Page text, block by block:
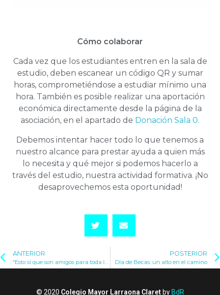
Cómo colaborar
Cada vez que los estudiantes entren en la sala de
estudio, deben escanear un código QR y sumar
horas, comprometiéndose a estudiar mínimo una
hora. También es posible realizar una aportación
económica directamente desde la página de la
asociación, en el apartado de Donación Sala 0.
Debemos intentar hacer todo lo que tenemos a
nuestro alcance para prestar ayuda a quien más
lo necesita y qué mejor si podemos hacerlo a
través del estudio, nuestra actividad formativa. ¡No
desaprovechemos esta oportunidad!
ANTERIOR POSTERIOR
Día de Becas: un alto en el camino
© 2020 Colegio Mayor Larraona Claretby BdR